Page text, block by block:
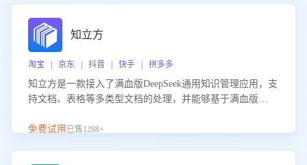
知立方
淘宝 | 京东 | 抖音 | 快手 | 拼多多
知立方是一款接入了满血版DeepSeek通用知识管理应用，支
持文档、表格等多类型文档的处理，并能够基于满血版
识支持，帮助用户高效管理和利用知识资源。通过该产品，
免费试用 已售1288+